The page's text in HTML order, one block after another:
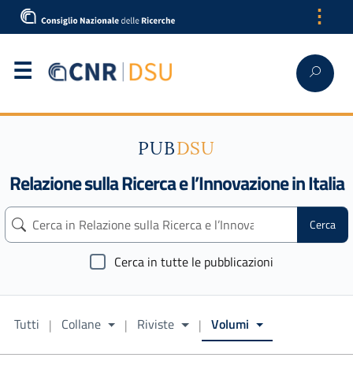
⋮
PUBDSU
Relazione sulla Ricerca e l’Innovazione in Italia
Cerca
Cerca in tutte le pubblicazioni
Tutti | Collane | Riviste | Volumi